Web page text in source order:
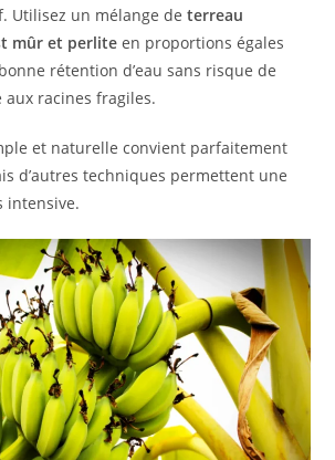
Utilisez un mélange deterreau
mûr et perlite en proportions égales
rétention d’eau sans risque de
racines fragiles.
et naturelle convient parfaitement
d’autres techniques permettent une
intensive.